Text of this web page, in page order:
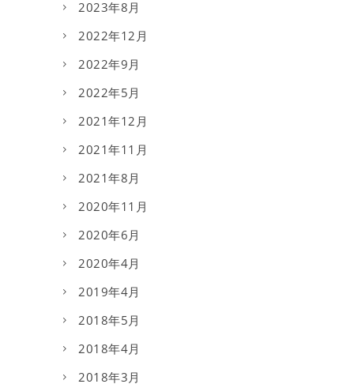
2023年8月
2022年12月
2022年9月
2022年5月
2021年12月
2021年11月
2021年8月
2020年11月
2020年6月
2020年4月
2019年4月
2018年5月
2018年4月
2018年3月